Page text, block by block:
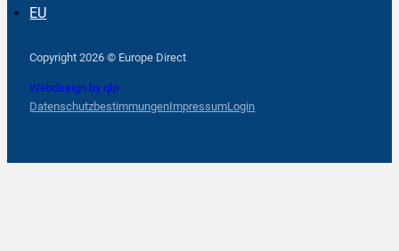
EU
Copyright 2026 © Europe Direct
Webdesign by qlp
DatenschutzbestimmungenImpressumLogin